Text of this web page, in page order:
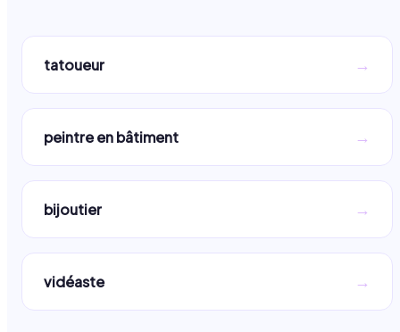
tatoueur →
peintre en bâtiment →
bijoutier →
vidéaste →